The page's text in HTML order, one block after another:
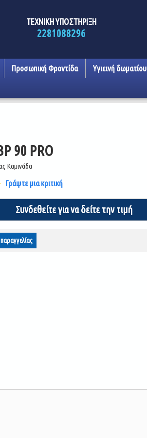
ΤΕΧΝΙΚΗ ΥΠΟΣΤΗΡΙΞΗ
2281088296
Προσωπική Φροντίδα Υγιεινή δωματίου
90 PRO
Καμινάδα
0.0
star
rating
Γράψτε μια κριτική
Συνδεθείτε για να δείτε την τιμή